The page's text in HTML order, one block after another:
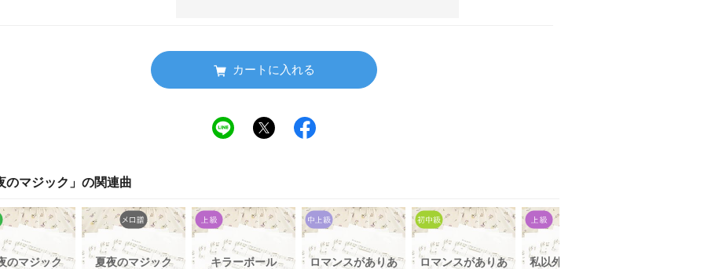
カートに入れる
のマジック 」の関連曲
のマジック
夏夜のマジック
キラーボール
ロマンスがありあ
ロマンスがありあ
私以外私じゃない